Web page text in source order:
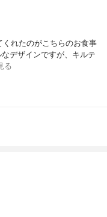
れたのがこちらのお食事
デザインですが、キルテ
る